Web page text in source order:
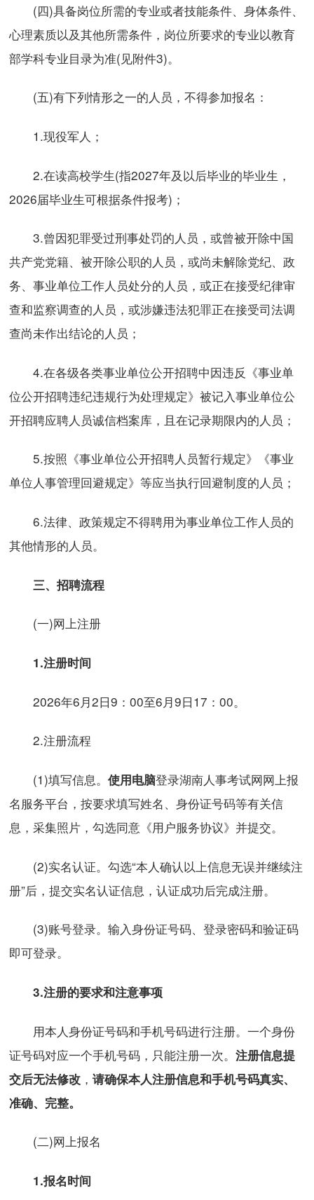
(四)具备岗位所需的专业或者技能条件、身体条件、
心理素质以及其他所需条件，岗位所要求的专业以教育
部学科专业目录为准(见附件3)。
(五)有下列情形之一的人员，不得参加报名：
1.现役军人；
2.在读高校学生(指2027年及以后毕业的毕业生，
2026届毕业生可根据条件报考)；
3.曾因犯罪受过刑事处罚的人员，或曾被开除中国
共产党党籍、被开除公职的人员，或尚未解除党纪、政
务、事业单位工作人员处分的人员，或正在接受纪律审
查和监察调查的人员，或涉嫌违法犯罪正在接受司法调
查尚未作出结论的人员；
4.在各级各类事业单位公开招聘中因违反《事业单
位公开招聘违纪违规行为处理规定》被记入事业单位公
开招聘应聘人员诚信档案库，且在记录期限内的人员；
5.按照《事业单位公开招聘人员暂行规定》《事业
单位人事管理回避规定》等应当执行回避制度的人员；
6.法律、政策规定不得聘用为事业单位工作人员的
其他情形的人员。
三、招聘流程
(一)网上注册
1.注册时间
2026年6月2日9：00至6月9日17：00。
2.注册流程
(1)填写信息。 使用电脑登录湖南人事考试网网上报
名服务平台，按要求填写姓名、身份证号码等有关信
息，采集照片，勾选同意《用户服务协议》并提交。
(2)实名认证。勾选“本人确认以上信息无误并继续注
册”后，提交实名认证信息，认证成功后完成注册。
(3)账号登录。输入身份证号码、登录密码和验证码
即可登录。
3.注册的要求和注意事项
用本人身份证号码和手机号码进行注册。一个身份
证号码对应一个手机号码，只能注册一次。 注册信息提
交后无法修改， 请确保本人注册信息和手机号码真实、
准确、完整。
(二)网上报名
1.报名时间